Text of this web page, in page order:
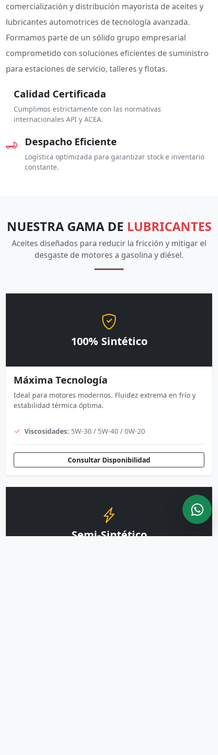
comercialización y distribución mayorista de aceites y
lubricantes automotrices de tecnología avanzada.
Formamos parte de un sólido grupo empresarial
comprometido con soluciones eficientes de suministro
para estaciones de servicio, talleres y flotas.
Calidad Certificada
Cumplimos estrictamente con las normativas
internacionales API y ACEA.
Despacho Eficiente
Logística optimizada para garantizar stock e inventario
constante.
NUESTRA GAMA DE LUBRICANTES
Aceites diseñados para reducir la fricción y mitigar el
desgaste de motores a gasolina y diésel.
100% Sintético
Máxima Tecnología
Ideal para motores modernos. Fluidez extrema en frío y
estabilidad térmica óptima.
Viscosidades: 5W-30 / 5W-40 / 0W-20
Consultar Disponibilidad
Semi-Sintético